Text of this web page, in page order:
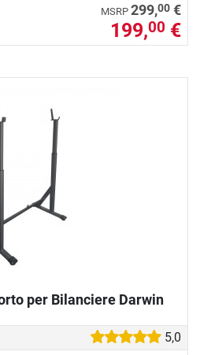
MSRP 299,00 €
199,00 €
per Bilanciere Darwin
5,0